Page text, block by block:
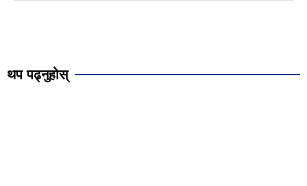
थप पढ्नुहोस्